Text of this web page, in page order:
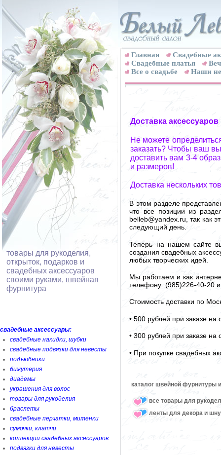
товары для рукоделия,
открыток, подарков и
свадебных аксессуаров
своими руками, швейная
фурнитура
свадебные аксессуары:
свадебные накидки, шубки
свадебные подвязки для невесты
подъюбники
бижутерия
диадемы
украшения для волос
товары для рукоделия
браслеты
свадебные перчатки, митенки
сумочки, клатчи
коллекции свадебных аксессуаров
подвязки для невесты
Главная
Свадебные
Cвадебные платья
Все о свадьбе
Наши
Доставка
Не можете
заказать? Чтобы ваш
доставить вам 3-4
и размеров!
Доставка нескольких
В этом разделе
что все позиции из
belleb@yandex.ru, так как
следующий день.
Теперь на нашем сайте
создания свадебных
любых творческих идей.
Мы работаем и как
телефону: (985)226-40-20
Стоимость доставки по
• 500 рублей при заказе
• 300 рублей при заказе
• При покупке свадебных
каталог швейной фурнитуры
все товары для
ленты для декора и